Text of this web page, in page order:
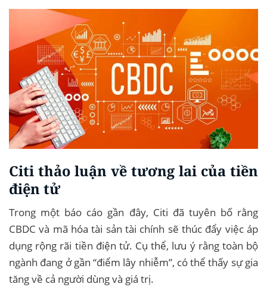
Citi thảo luận về tương lai của tiền
điện tử
Trong một báo cáo gần đây, Citi đã tuyên bố rằng
CBDC và mã hóa tài sản tài chính sẽ thúc đẩy việc áp
dụng rộng rãi tiền điện tử. Cụ thể, lưu ý rằng toàn bộ
ngành đang ở gần “điểm lây nhiễm”, có thể thấy sự gia
tăng về cả người dùng và giá trị.